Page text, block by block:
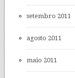
setembro 2011
agosto 2011
maio 2011